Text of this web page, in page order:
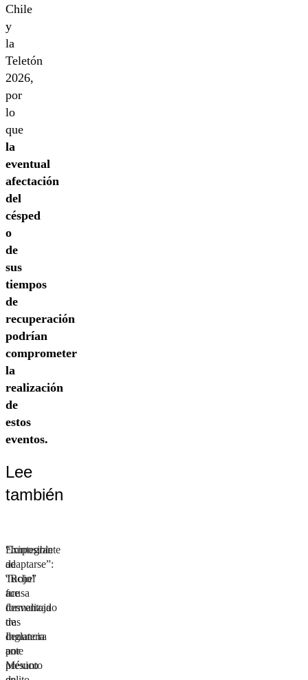
Chile
y
la
Teletón
2026,
por
lo
que
la
eventual
afectación
del
césped
o
de
sus
tiempos
de
recuperación
podrían
comprometer
la
realización
de
estos
eventos.
Lee
también
“Imposible
adaptarse”:
Tuchel
acusa
desventaja
de
Inglaterra
ante
México
Exintegrante
de
“Rojo”
fue
formalizado
tras
denuncia
por
presunto